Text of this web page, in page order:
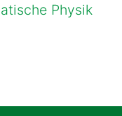
Physik